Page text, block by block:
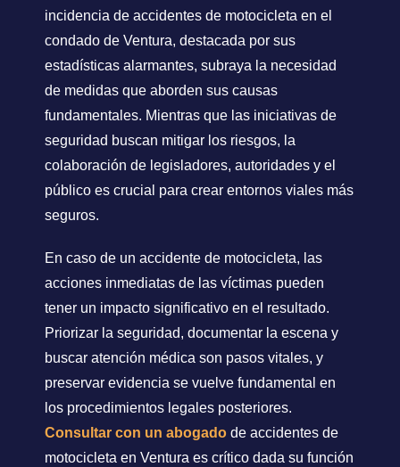
incidencia de accidentes de motocicleta en el
condado de Ventura, destacada por sus
estadísticas alarmantes, subraya la necesidad
de medidas que aborden sus causas
fundamentales. Mientras que las iniciativas de
seguridad buscan mitigar los riesgos, la
colaboración de legisladores, autoridades y el
público es crucial para crear entornos viales más
seguros.
En caso de un accidente de motocicleta, las
acciones inmediatas de las víctimas pueden
tener un impacto significativo en el resultado.
Priorizar la seguridad, documentar la escena y
buscar atención médica son pasos vitales, y
preservar evidencia se vuelve fundamental en
los procedimientos legales posteriores.
Consultar con un abogado de accidentes de
motocicleta en Ventura es crítico dada su función